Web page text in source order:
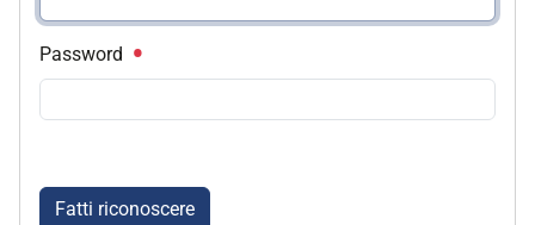
Password
Fatti riconoscere